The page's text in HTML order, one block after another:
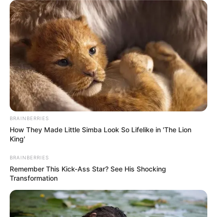
Sinopsis I Can Hear Your
Voice Episode 2: Soo Ha
Berusaha Menemukan
BRAINBERRIES
How They Made Little Simba Look So Lifelike in 'The Lion
King'
BRAINBERRIES
Remember This Kick-Ass Star? See His Shocking
Transformation